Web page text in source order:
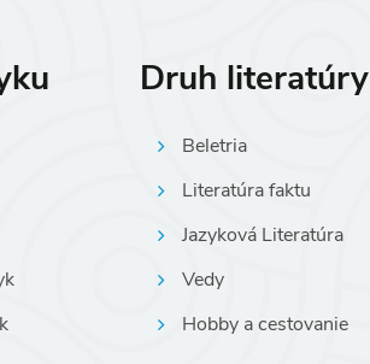
Druh literatúry
Beletria
Literatúra faktu
Jazyková Literatúra
Vedy
Hobby a cestovanie